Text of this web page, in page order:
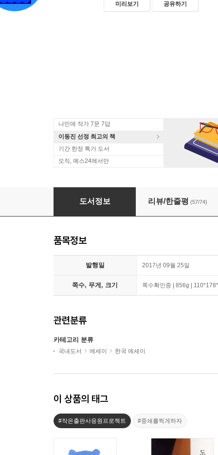
미리보기 공유하기
나민애 작가 7문 7답
이동진 선정 최고의 책
기간 한정 특가 도서
오직, 예스24에서만
아무튼 시리즈 1차 세트
도서정보 리뷰/한줄평 (57/74)
품목정보
발행일 2017년 09월 25일
쪽수, 무게, 크기 쪽수확인중 | 856g |
관련분류
카테고리 분류
국내도서 에세이 한국 에세이
이 상품의 태그
#작은출판사응원프로젝트 #중쇄를찍게하자